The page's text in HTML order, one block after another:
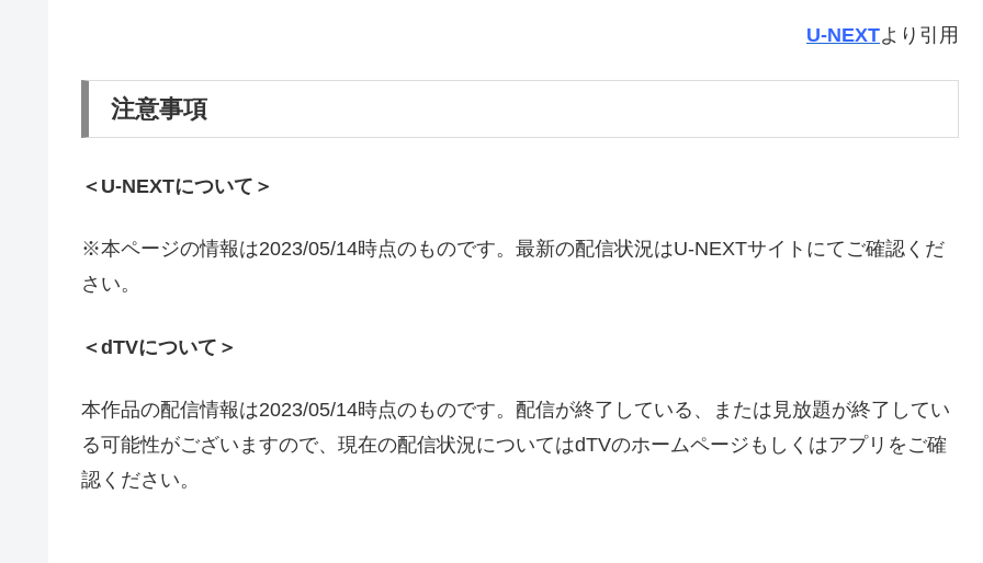
U-NEXTより引用
注意事項
＜U-NEXTについて＞
※本ページの情報は2023/05/14時点のものです。最新の配信状況はU-NEXTサイトにてご確認くだ
さい。
＜dTVについて＞
本作品の配信情報は2023/05/14時点のものです。配信が終了している、または見放題が終了してい
る可能性がございますので、現在の配信状況についてはdTVのホームページもしくはアプリをご確
認ください。